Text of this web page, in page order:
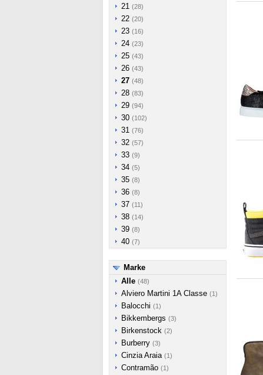
21 (28)
22 (20)
23 (16)
24 (23)
25 (43)
26 (43)
27 (48)
28 (83)
29 (94)
30 (102)
31 (76)
32 (57)
33 (9)
34 (5)
35 (8)
36 (8)
37 (11)
38 (14)
39 (8)
40 (7)
Marke
Alle (48)
Alviero Martini 1A Classe (1)
Balocchi (1)
Bikkembergs (3)
Birkenstock (2)
Burberry (3)
Cinzia Araia (1)
Contramão (1)